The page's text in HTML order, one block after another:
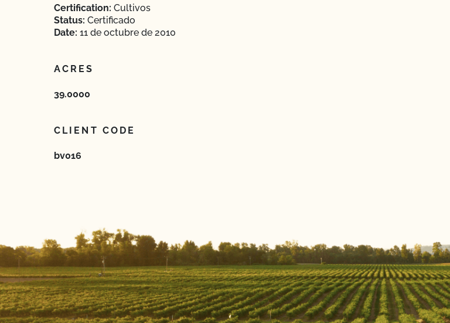
Certification: Cultivos
Status: Certificado
Date: 11 de octubre de 2010
ACRES
39.0000
CLIENT CODE
bv016